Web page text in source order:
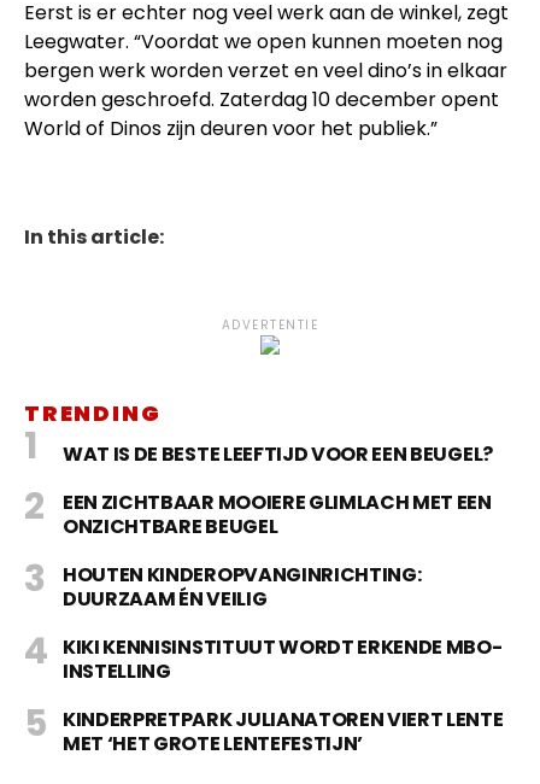
Eerst is er echter nog veel werk aan de winkel, zegt
Leegwater. “Voordat we open kunnen moeten nog
bergen werk worden verzet en veel dino’s in elkaar
worden geschroefd. Zaterdag 10 december opent
World of Dinos zijn deuren voor het publiek.”
In this article:
ADVERTENTIE
TRENDING
WAT IS DE BESTE LEEFTIJD VOOR EEN BEUGEL?
EEN ZICHTBAAR MOOIERE GLIMLACH MET EEN
ONZICHTBARE BEUGEL
HOUTEN KINDEROPVANGINRICHTING:
DUURZAAM ÉN VEILIG
KIKI KENNISINSTITUUT WORDT ERKENDE MBO-
INSTELLING
KINDERPRETPARK JULIANATOREN VIERT LENTE
MET ‘HET GROTE LENTEFESTIJN’